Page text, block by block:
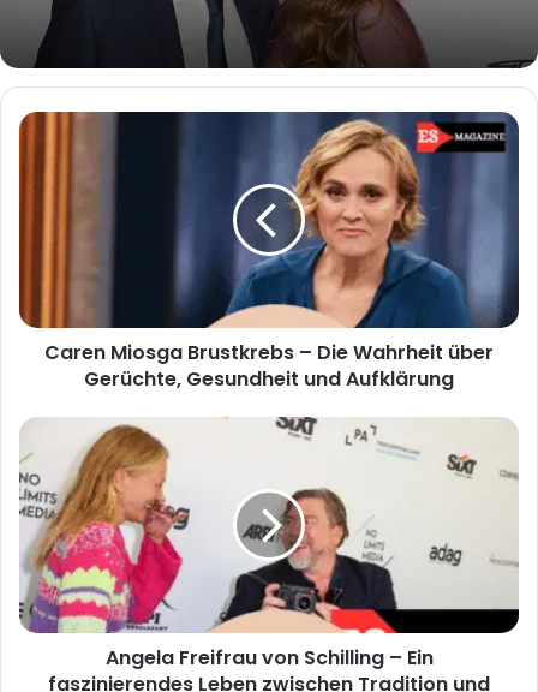
Caren
Brustkrebs
Gesundheit
und
Aufklärung
Caren Miosga Brustkrebs – Die Wahrheit über
Gerüchte, Gesundheit und Aufklärung
Angela
Freifrau
von
Schilling
Ein
faszinierendes
Leben
zwischen
Angela Freifrau von Schilling – Ein
faszinierendes Leben zwischen Tradition und